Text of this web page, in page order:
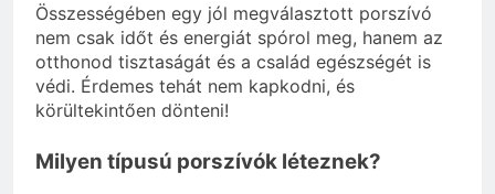
Összességében egy jól megválasztott porszívó
nem csak időt és energiát spórol meg, hanem az
otthonod tisztaságát és a család egészségét is
védi. Érdemes tehát nem kapkodni, és
körültekintően dönteni!
Milyen típusú porszívók léteznek?